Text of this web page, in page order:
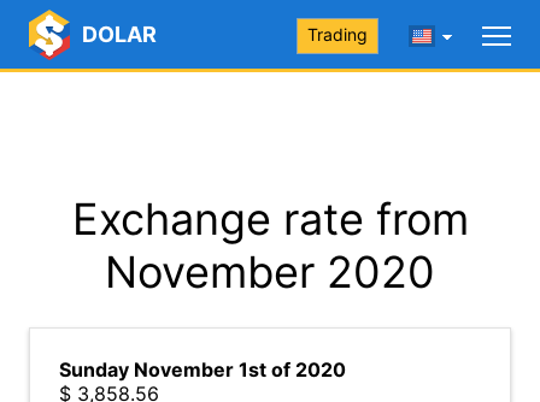
DOLAR Trading
Exchange rate from
November 2020
Sunday November 1st of 2020
$ 3,858.56